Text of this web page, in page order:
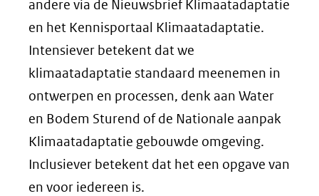
andere via de Nieuwsbrief Klimaatadaptatie
en het Kennisportaal Klimaatadaptatie.
Intensiever betekent dat we
klimaatadaptatie standaard meenemen in
ontwerpen en processen, denk aan Water
en Bodem Sturend of de Nationale aanpak
Klimaatadaptatie gebouwde omgeving.
Inclusiever betekent dat het een opgave van
en voor iedereen is.